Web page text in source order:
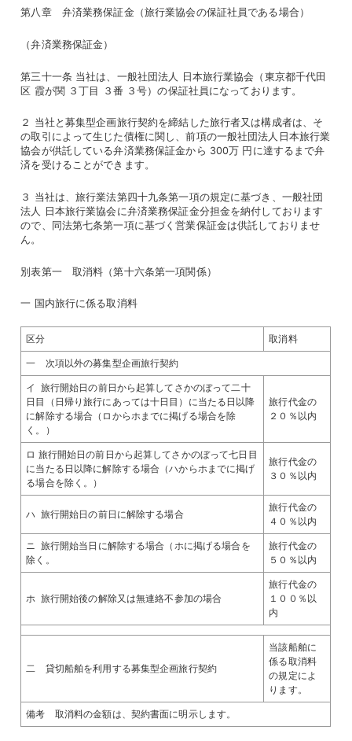
第八章 弁済業務保証金（旅行業協会の保証社員である場合）
（弁済業務保証金）
第三十一条 当社は、一般社団法人 日本旅行業協会（東京都千代田
区 霞が関 ３丁目 ３番 ３号）の保証社員になっております。
２ 当社と募集型企画旅行契約を締結した旅行者又は構成者は、そ
の取引によって生じた債権に関し、前項の一般社団法人日本旅行業
協会が供託している弁済業務保証金から 300万 円に達するまで弁
済を受けることができます。
３ 当社は、旅行業法第四十九条第一項の規定に基づき、一般社団
法人 日本旅行業協会に弁済業務保証金分担金を納付しております
ので、同法第七条第一項に基づく営業保証金は供託しておりませ
ん。
別表第一 取消料（第十六条第一項関係）
一 国内旅行に係る取消料
区分 取消料
一 次項以外の募集型企画旅行契約
イ 旅行開始日の前日から起算してさかのぼって二十
日目（日帰り旅行にあっては十日目）に当たる日以降
に解除する場合（ロからホまでに掲げる場合を除
く。）
旅行代金の
２０％以内
ロ 旅行開始日の前日から起算してさかのぼって七日目
に当たる日以降に解除する場合（ハからホまでに掲げ
る場合を除く。）
旅行代金の
３０％以内
ハ 旅行開始日の前日に解除する場合
旅行代金の
４０％以内
ニ 旅行開始当日に解除する場合（ホに掲げる場合を
除く。
旅行代金の
５０％以内
ホ 旅行開始後の解除又は無連絡不参加の場合
旅行代金の
１００％以
内
二 貸切船舶を利用する募集型企画旅行契約
当該船舶に
係る取消料
の規定によ
ります。
備考 取消料の金額は、契約書面に明示します。